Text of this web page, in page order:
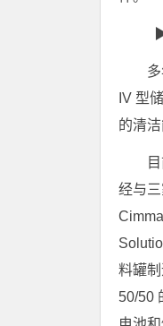
IV 型
的清
经与
料罐
50/50